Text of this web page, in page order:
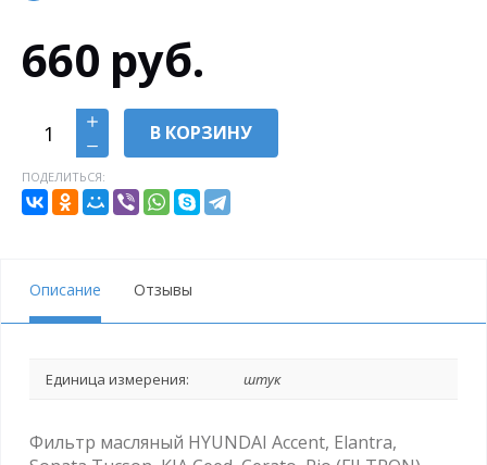
660 руб.
В КОРЗИНУ
ПОДЕЛИТЬСЯ:
Описание Отзывы
Единица измерения: штук
Фильтр масляный HYUNDAI Accent, Elantra,